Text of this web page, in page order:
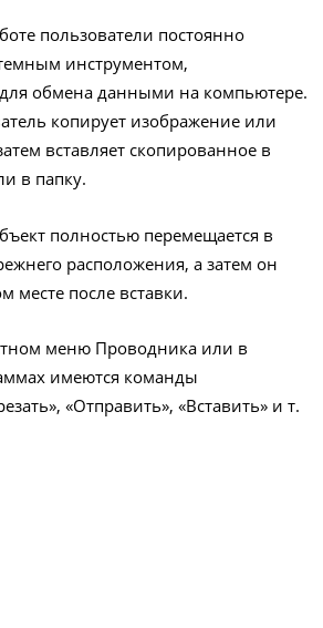
пользователи постоянно
инструментом,
обмена данными на компьютере.
копирует изображение или
вставляет скопированное в
в папку.
полностью перемещается в
расположения, а затем он
месте после вставки.
меню Проводника или в
имеются команды
«Отправить», «Вставить» и т.